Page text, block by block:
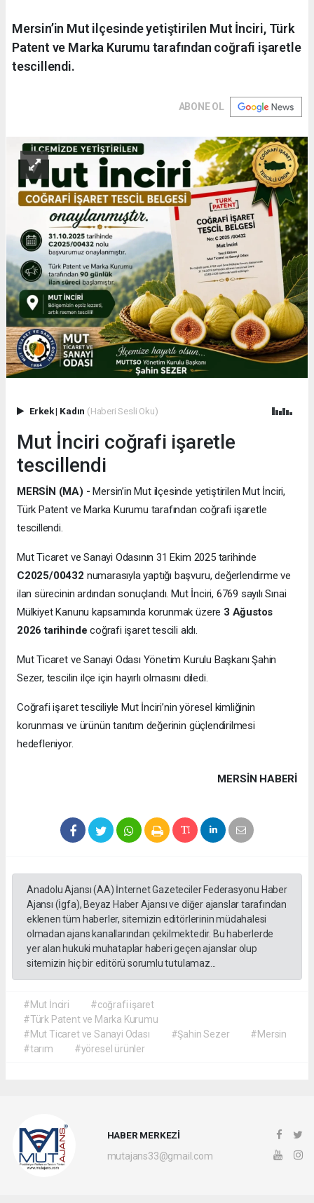
Mersin’in Mut ilçesinde yetiştirilen Mut İnciri, Türk
Patent ve Marka Kurumu tarafından coğrafi işaretle
tescillendi.
ABONE OL
Erkek| Kadın (Haberi Sesli Oku)
Mut İnciri coğrafi işaretle
tescillendi
MERSİN (MA) - Mersin’in Mut ilçesinde yetiştirilen Mut İnciri,
Türk Patent ve Marka Kurumu tarafından coğrafi işaretle
tescillendi.
Mut Ticaret ve Sanayi Odasının 31 Ekim 2025 tarihinde
C2025/00432 numarasıyla yaptığı başvuru, değerlendirme ve
ilan sürecinin ardından sonuçlandı. Mut İnciri, 6769 sayılı Sınai
Mülkiyet Kanunu kapsamında korunmak üzere 3 Ağustos
2026 tarihinde coğrafi işaret tescili aldı.
Mut Ticaret ve Sanayi Odası Yönetim Kurulu Başkanı Şahin
Sezer, tescilin ilçe için hayırlı olmasını diledi.
Coğrafi işaret tesciliyle Mut İnciri’nin yöresel kimliğinin
korunması ve ürünün tanıtım değerinin güçlendirilmesi
hedefleniyor.
MERSIN HABERİ
Anadolu Ajansı (AA) İnternet Gazeteciler Federasyonu Haber
Ajansı (İgfa), Beyaz Haber Ajansı ve diğer ajanslar tarafından
eklenen tüm haberler, sitemizin editörlerinin müdahalesi
olmadan ajans kanallarından çekilmektedir. Bu haberlerde
yer alan hukuki muhataplar haberi geçen ajanslar olup
sitemizin hiç bir editörü sorumlu tutulamaz...
#Mut İnciri
#coğrafi işaret
#Türk Patent ve Marka Kurumu
#Mut Ticaret ve Sanayi Odası
#Şahin Sezer
#Mersin
#tarım
#yöresel ürünler
HABER MERKEZİ
mutajans33@gmail.com